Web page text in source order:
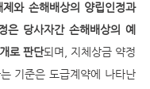
제와 손해배상의 양립인정과
은 당사자간 손해배상의 예
로 판단되며, 지체상금 약정
기준은 도급계약에 나타난